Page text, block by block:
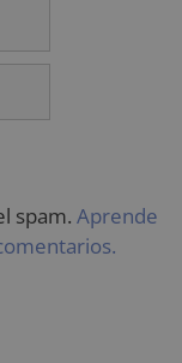
spam. Aprende